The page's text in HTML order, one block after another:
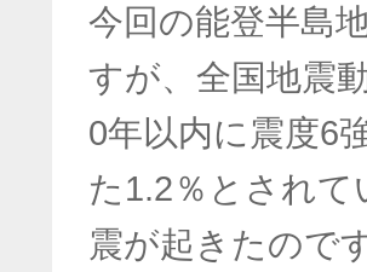
今回の能登半島
すが、全国地震
0年以内に震度6
た1.2％とされ
震が起きたのです